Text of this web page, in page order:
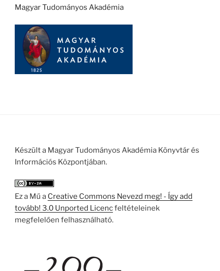
Magyar Tudományos Akadémia
Készült a Magyar Tudományos Akadémia Könyvtár és
Információs Központjában.
Ez a Mű a Creative Commons Nevezd meg! - Így add
tovább! 3.0 Unported Licencfeltételeinek
megfelelően felhasználható.